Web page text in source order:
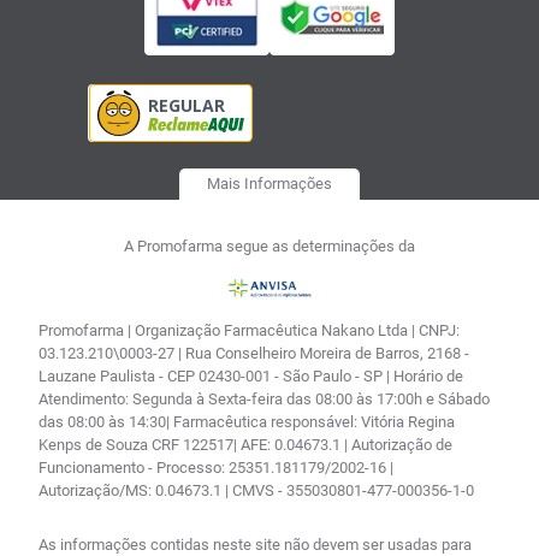
Mais Informações
A Promofarma segue as determinações da
Promofarma | Organização Farmacêutica Nakano Ltda | CNPJ:
03.123.210\0003-27 | Rua Conselheiro Moreira de Barros, 2168 -
Lauzane Paulista - CEP 02430-001 - São Paulo - SP | Horário de
Atendimento: Segunda à Sexta-feira das 08:00 às 17:00h e Sábado
das 08:00 às 14:30| Farmacêutica responsável: Vitória Regina
Kenps de Souza CRF 122517| AFE: 0.04673.1 | Autorização de
Funcionamento - Processo: 25351.181179/2002-16 |
Autorização/MS: 0.04673.1 | CMVS - 355030801-477-000356-1-0
As informações contidas neste site não devem ser usadas para